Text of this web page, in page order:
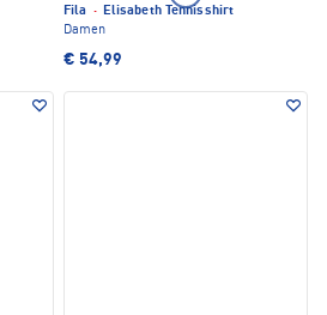
Fila · Elisabeth Tennisshirt
Damen
€ 54,99